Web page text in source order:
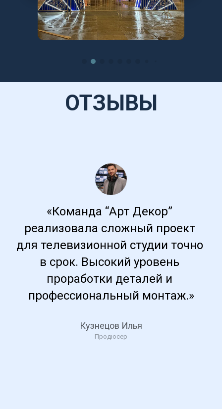
ОТЗЫВЫ
«Команда “Арт Декор”
реализовала сложный проект
для телевизионной студии точно
в срок. Высокий уровень
проработки деталей и
профессиональный монтаж.»
Кузнецов Илья
Продюсер